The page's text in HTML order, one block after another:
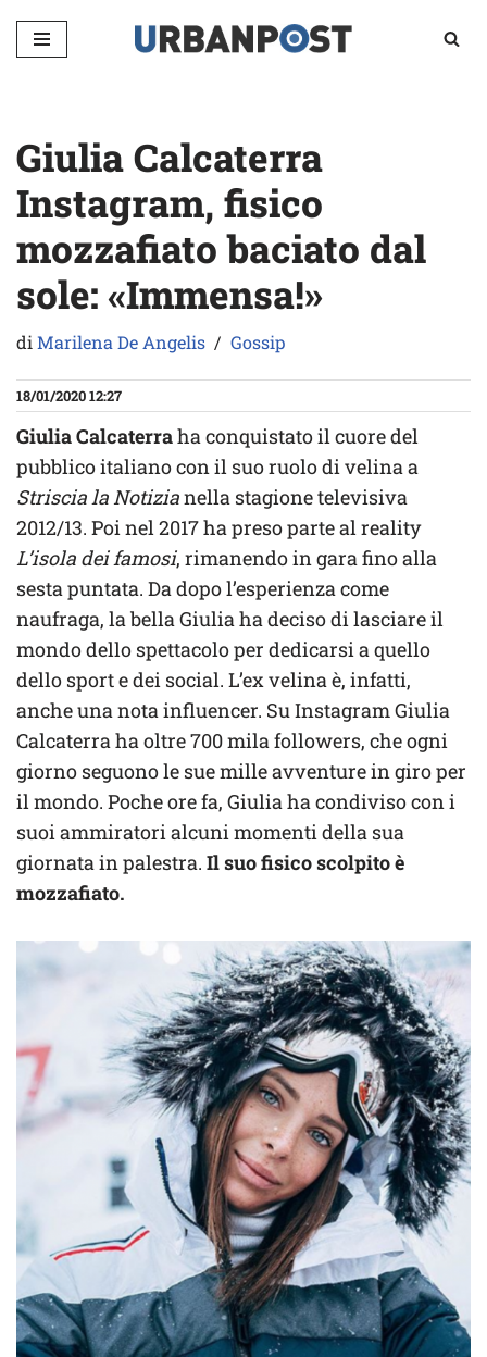
Vai
Giulia Calcaterra
Instagram, fisico
mozzafiato baciato dal
sole: «Immensa!»
diMarilena De Angelis Gossip
18/01/2020 12:27
Giulia Calcaterraha conquistato il cuore del
pubblico italiano con il suo ruolo di velina a
Striscia la Notizianella stagione televisiva
2012/13. Poi nel 2017 ha preso parte al reality
L’isola dei famosi, rimanendo in gara fino alla
sesta puntata. Da dopo l’esperienza come
naufraga, la bella Giulia ha deciso di lasciare il
mondo dello spettacolo per dedicarsi a quello
dello sport e dei social. L’ex velina è, infatti,
anche una nota influencer. Su Instagram Giulia
Calcaterra ha oltre 700 mila followers, che ogni
giorno seguono le sue mille avventure in giro per
il mondo. Poche ore fa, Giulia ha condiviso con i
suoi ammiratori alcuni momenti della sua
giornata in palestra. Il suo fisico scolpito è
mozzafiato.